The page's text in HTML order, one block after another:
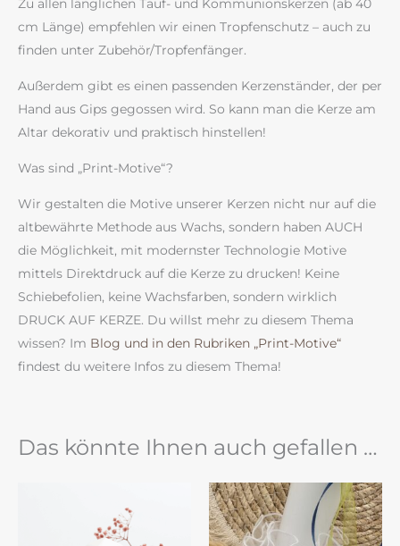
Zu allen länglichen Tauf- und Kommunionskerzen (ab 40
cm Länge) empfehlen wir einen Tropfenschutz – auch zu
finden unter Zubehör/Tropfenfänger.
Außerdem gibt es einen passenden Kerzenständer, der per
Hand aus Gips gegossen wird. So kann man die Kerze am
Altar dekorativ und praktisch hinstellen!
Was sind „Print-Motive“?
Wir gestalten die Motive unserer Kerzen nicht nur auf die
altbewährte Methode aus Wachs, sondern haben AUCH
die Möglichkeit, mit modernster Technologie Motive
mittels Direktdruck auf die Kerze zu drucken! Keine
Schiebefolien, keine Wachsfarben, sondern wirklich
DRUCK AUF KERZE. Du willst mehr zu diesem Thema
wissen? Im Blog und in den Rubriken „Print-Motive“
findest du weitere Infos zu diesem Thema!
Das könnte Ihnen auch gefallen …